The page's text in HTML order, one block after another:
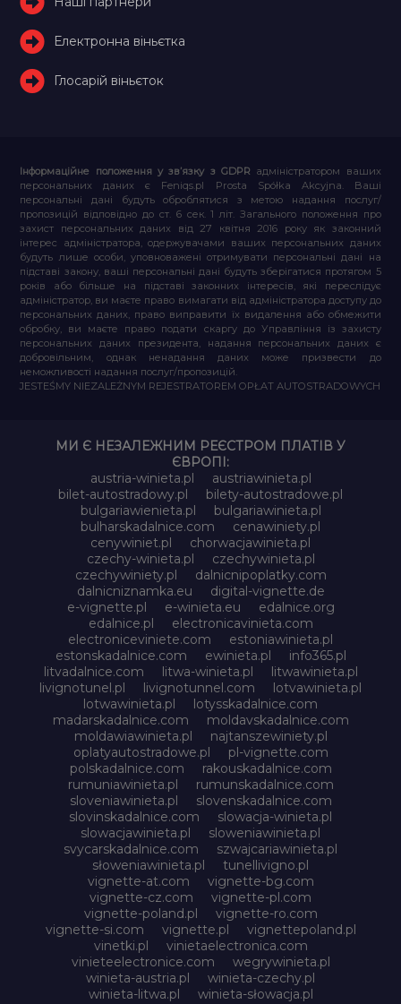
Електронна віньєтка
Глосарій віньєток
Інформаційне положення у зв’язку з GDPR адміністратором ваших
персональних даних є Feniqs.pl Prosta Spółka Akcyjna. Ваші
персональні дані будуть оброблятися з метою надання послуг/
пропозицій відповідно до ст. 6 сек. 1 літ. Загального положення про
захист персональних даних від 27 квітня 2016 року як законний
інтерес адміністратора, одержувачами ваших персональних даних
будуть лише особи, уповноважені отримувати персональні дані на
підставі закону, ваші персональні дані будуть зберігатися протягом 5
років або більше на підставі законних інтересів, які переслідує
адміністратор, ви маєте право вимагати від адміністратора доступу до
персональних даних, право виправити їх видалення або обмежити
обробку, ви маєте право подати скаргу до Управління із захисту
персональних даних президента, надання персональних даних є
добровільним, однак ненадання даних може призвести до
неможливості надання послуг/пропозицій.
JESTEŚMY NIEZALEŻNYM REJESTRATOREM OPŁAT AUTOSTRADOWYCH
МИ Є НЕЗАЛЕЖНИМ РЕЄСТРОМ ПЛАТІВ У
ЄВРОПІ:
austria-winieta.pl
austriawinieta.pl
bilet-autostradowy.pl
bilety-autostradowe.pl
bulgariawienieta.pl
bulgariawinieta.pl
bulharskadalnice.com
cenawiniety.pl
cenywiniet.pl
chorwacjawinieta.pl
czechy-winieta.pl
czechywinieta.pl
czechywiniety.pl
dalnicnipoplatky.com
dalnicniznamka.eu
digital-vignette.de
e-vignette.pl
e-winieta.eu
edalnice.org
edalnice.pl
electronicavinieta.com
electroniceviniete.com
estoniawinieta.pl
estonskadalnice.com
ewinieta.pl
info365.pl
litvadalnice.com
litwa-winieta.pl
litwawinieta.pl
livignotunel.pl
livignotunnel.com
lotvawinieta.pl
lotwawinieta.pl
lotysskadalnice.com
madarskadalnice.com
moldavskadalnice.com
moldawiawinieta.pl
najtanszewiniety.pl
oplatyautostradowe.pl
pl-vignette.com
polskadalnice.com
rakouskadalnice.com
rumuniawinieta.pl
rumunskadalnice.com
sloveniawinieta.pl
slovenskadalnice.com
slovinskadalnice.com
slowacja-winieta.pl
slowacjawinieta.pl
sloweniawinieta.pl
svycarskadalnice.com
szwajcariawinieta.pl
słoweniawinieta.pl
tunellivigno.pl
vignette-at.com
vignette-bg.com
vignette-cz.com
vignette-pl.com
vignette-poland.pl
vignette-ro.com
vignette-si.com
vignette.pl
vignettepoland.pl
vinetki.pl
vinietaelectronica.com
vinieteelectronice.com
wegrywinieta.pl
winieta-austria.pl
winieta-czechy.pl
winieta-litwa.pl
winieta-słowacja.pl